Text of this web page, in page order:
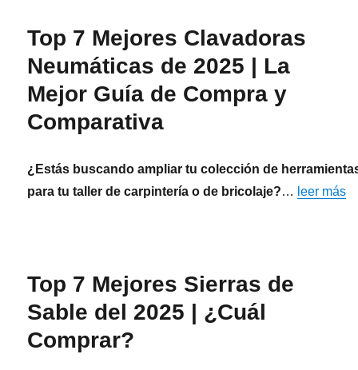
Top 7 Mejores Clavadoras
Neumáticas de 2025 | La
Mejor Guía de Compra y
Comparativa
¿Estás buscando ampliar tu colección de
para tu taller de carpintería o de bricolaje?… leer más
Top 7 Mejores Sierras de
Sable del 2025 | ¿Cuál
Comprar?